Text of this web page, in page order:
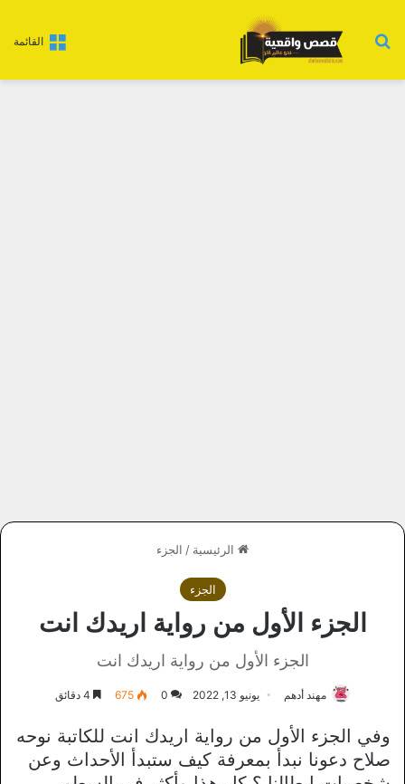
القائمة بحث عن
الرئيسية / الجزء
الجزء
الجزء الأول من رواية اريدك انت
الجزء الأول من رواية اريدك انت
مهند أدهم يونيو 13, 2022 0
675
وفي الجزء الأول من رواية اريدك انت للكاتبة نوحه
صلاح دعونا نبدأ بمعرفة كيف ستبدأ الأحداث وعن